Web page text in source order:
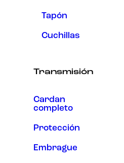
Tapón
Cuchillas
Transmisión
Cardan
completo
Protección
Embrague